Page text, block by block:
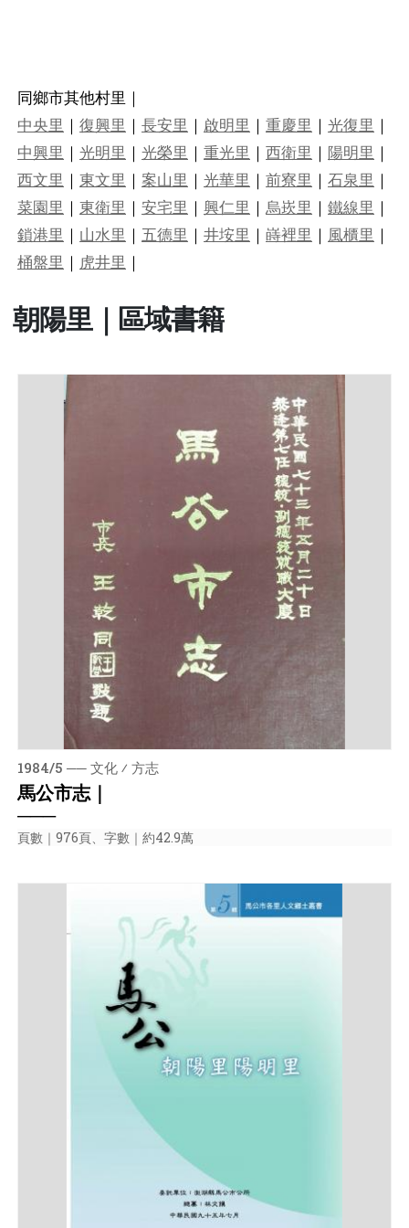
同鄉市其他村里｜
中央里 ｜ 復興里 ｜ 長安里 ｜ 啟明里 ｜ 重慶里 ｜ 光復里 ｜
中興里 ｜ 光明里 ｜ 光榮里 ｜ 重光里 ｜ 西衛里 ｜ 陽明里 ｜
西文里 ｜ 東文里 ｜ 案山里 ｜ 光華里 ｜ 前寮里 ｜ 石泉里 ｜
菜園里 ｜ 東衛里 ｜ 安宅里 ｜ 興仁里 ｜ 烏崁里 ｜ 鐵線里 ｜
鎖港里 ｜ 山水里 ｜ 五德里 ｜ 井垵里 ｜ 嵵裡里 ｜ 風櫃里 ｜
桶盤里 ｜ 虎井里 ｜
朝陽里｜區域書籍
1984/5 ── 文化 ⁄ 方志
馬公市志｜
───
頁數｜976頁、字數｜約42.9萬